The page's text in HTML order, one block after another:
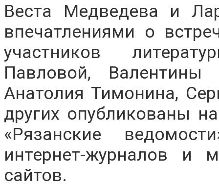
Веста Медведева и
впечатлениями о
участников
Павловой, Валентины
Анатолия Тимонина,
других опубликованы
«Рязанские
интернет-журналов и
сайтов.